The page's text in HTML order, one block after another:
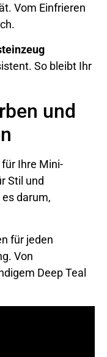
Vom Einfrieren
So bleibt Ihr
und
Ihre Mini-
Stil und
darum,
für jeden
Von
Deep Teal